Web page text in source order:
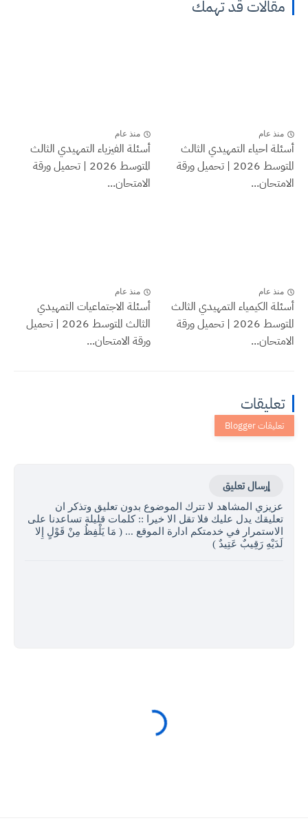
مقالات قد تهمك
منذ عام
أسئلة احياء التمهيدي الثالث
المتوسط 2026 | تحميل ورقة
الامتحان...
منذ عام
أسئلة الفيزياء التمهيدي الثالث
المتوسط 2026 | تحميل ورقة
الامتحان...
منذ عام
أسئلة الكيمياء التمهيدي الثالث
المتوسط 2026 | تحميل ورقة
الامتحان...
منذ عام
أسئلة الاجتماعيات التمهيدي
الثالث المتوسط 2026 | تحميل
ورقة الامتحان...
تعليقات
إرسال تعليق
عزيزي المشاهد لا تترك الموضوع بدون تعليق وتذكر ان
تعليقك يدل عليك فلا تقل الا خيرا :: كلمات قليلة تساعدنا على
الاستمرار في خدمتكم ادارة الموقع ... ( مَا يَلْفِظُ مِنْ قَوْلٍ إِلا
لَدَيْهِ رَقِيبٌ عَتِيدٌ )